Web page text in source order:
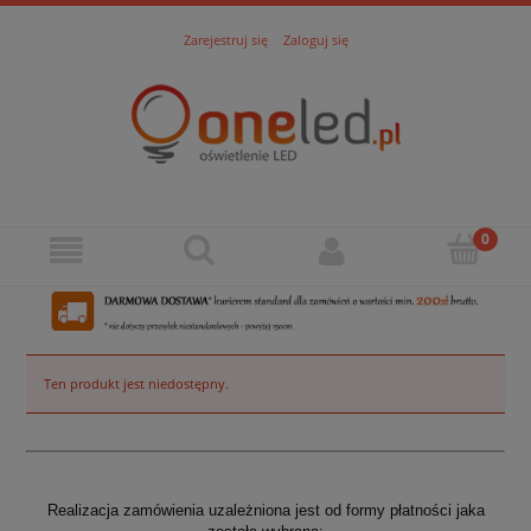
Zarejestruj się Zaloguj się
Ten produkt jest niedostępny.
Realizacja zamówienia uzależniona jest od formy płatności jaka